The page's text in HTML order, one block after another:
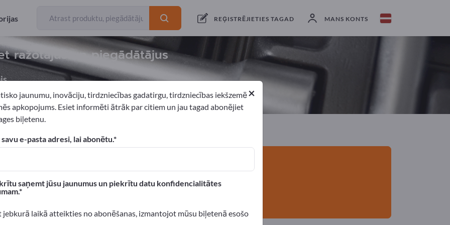
REĢISTRĒJIETIES TAGAD MANS KONTS
ražotājus un piegādātājus
eksportētāji 2 Ražotājs
kontakti >> sāciet šeit
produktus Exportpages.
>> publicējiet šeit
×
jaunumu, inovāciju, tirdzniecības gadatirgu, tirdzniecības iekšzemē
apkopojums. Esiet informēti ātrāk par citiem un jau tagad abonējiet
biļetenu.
e-pasta adresi, lai abonētu.
saņemt jūsu jaunumus un piekrītu datu konfidencialitātes
jebkurā laikā atteikties no abonēšanas, izmantojot mūsu biļetenā esošo